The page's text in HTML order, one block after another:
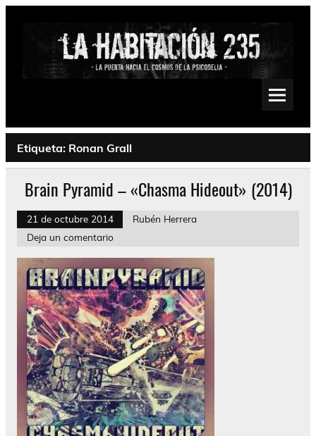
Saltar
Psychedelic, Stoner, Doom, Sludge, Fuzz, Space, Drone
Etiqueta: Ronan Grall
Brain Pyramid – «Chasma Hideout» (2014)
21 de octubre 2014
Rubén Herrera
Deja un comentario